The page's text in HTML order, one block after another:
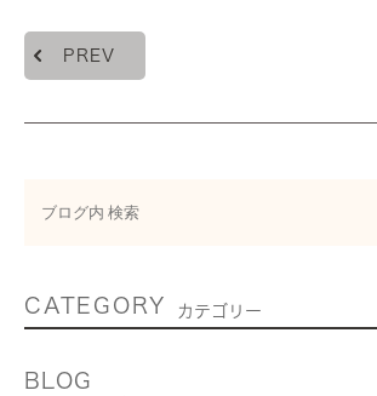
PREV
CATEGORY カテゴリー
BLOG